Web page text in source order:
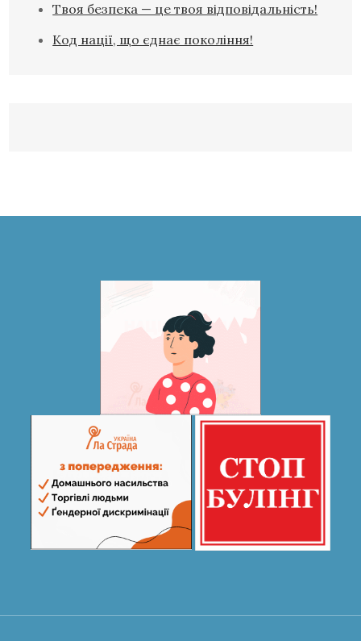
Твоя безпека — це твоя відповідальність!
Код нації, що єднає покоління!